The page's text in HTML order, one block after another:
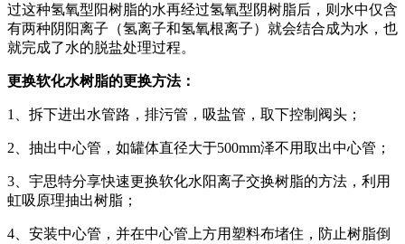
过这种氢氧型阳树脂的水再经过氢氧型阴树脂后，则水中仅含
有两种阴阳离子（氢离子和氢氧根离子）就会结合成为水，也
就完成了水的脱盐处理过程。
更换软化水树脂的更换方法：
1、拆下进出水管路，排污管，吸盐管，取下控制阀头；
2、抽出中心管，如罐体直径大于500mm泽不用取出中心管；
3、宇思特分享快速更换软化水阳离子交换树脂的方法，利用
虹吸原理抽出树脂；
4、安装中心管，并在中心管上方用塑料布堵住，防止树脂倒